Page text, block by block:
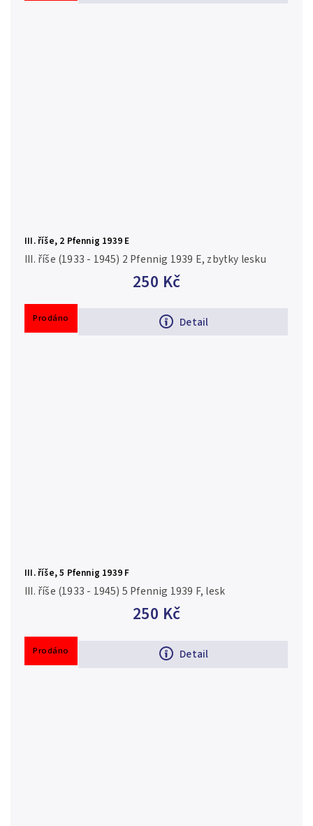
III. říše, 2 Pfennig 1939 E
250 Kč
Detail
III. říše (1933 - 1945) 2 Pfennig 1939 E, zbytky lesku
Prodáno
III. říše, 5 Pfennig 1939 F
250 Kč
Detail
III. říše (1933 - 1945) 5 Pfennig 1939 F, lesk
Prodáno